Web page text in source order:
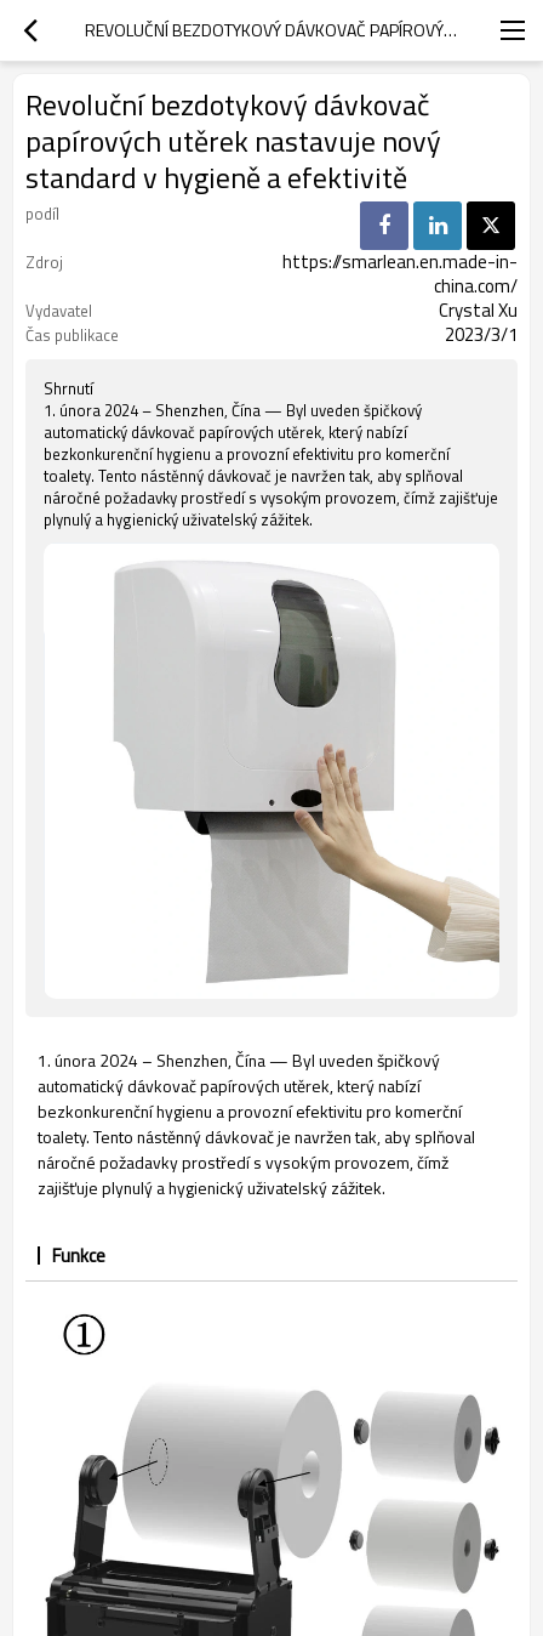
REVOLUČNÍ BEZDOTYKOVÝ DÁVKOVAČ PAPÍROVÝCH UTĚREK NASTAVUJE NOVÝ STANDARD V HYGIENĚ A EFEKTIVITĚ
Revoluční bezdotykový dávkovač
papírových utěrek nastavuje nový
standard v hygieně a efektivitě
podíl
Zdroj
https://smarlean.en.made-in-
china.com/
Vydavatel Crystal Xu
Čas publikace 2023/3/1
Shrnutí
1. února 2024 – Shenzhen, Čína — Byl uveden špičkový
automatický dávkovač papírových utěrek, který nabízí
bezkonkurenční hygienu a provozní efektivitu pro komerční
toalety. Tento nástěnný dávkovač je navržen tak, aby splňoval
náročné požadavky prostředí s vysokým provozem, čímž zajišťuje
plynulý a hygienický uživatelský zážitek.
1. února 2024 – Shenzhen, Čína — Byl uveden špičkový
automatický dávkovač papírových utěrek, který nabízí
bezkonkurenční hygienu a provozní efektivitu pro komerční
toalety. Tento nástěnný dávkovač je navržen tak, aby splňoval
náročné požadavky prostředí s vysokým provozem, čímž
zajišťuje plynulý a hygienický uživatelský zážitek.
Funkce